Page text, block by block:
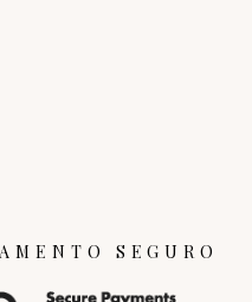
SEGURO